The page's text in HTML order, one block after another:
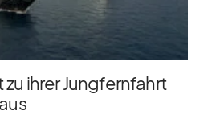
zu ihrer Jungfernfahrt